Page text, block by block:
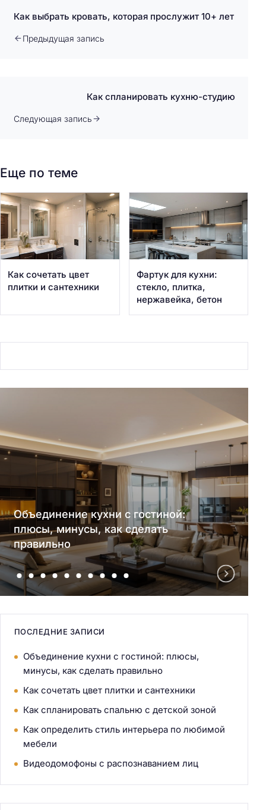
Как выбрать кровать, которая прослужит 10+ лет
Предыдущая запись
Как спланировать кухню-студию
Следующая запись
Еще по теме
Как сочетать цвет
плитки и сантехники
Фартук для кухни:
стекло, плитка,
нержавейка, бетон
Объединение кухни с гостиной:
плюсы, минусы, как сделать
правильно
ПОСЛЕДНИЕ ЗАПИСИ
Объединение кухни с гостиной: плюсы,
минусы, как сделать правильно
Как сочетать цвет плитки и сантехники
Как спланировать спальню с детской зоной
Как определить стиль интерьера по любимой
мебели
Видеодомофоны с распознаванием лиц